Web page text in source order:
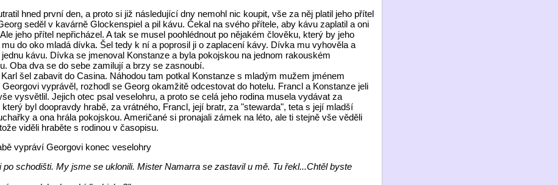
hned první den, a proto si již následující dny nemohl nic koupit, vše za něj platil jeho přítel
seděl v kavárně Glockenspiel a pil kávu. Čekal na svého přítele, aby kávu zaplatil a oni
jeho přítel nepřicházel. A tak se musel poohlédnout po nějakém člověku, který by jeho
do oko mladá dívka. Šel tedy k ní a poprosil ji o zaplacení kávy. Dívka mu vyhověla a
kávu. Dívka se jmenoval Konstanze a byla pokojskou na jednom rakouském
Oba dva se do sebe zamilují a brzy se zasnoubí.
šel zabavit do Casina. Náhodou tam potkal Konstanze s mladým mužem jménem
vyprávěl, rozhodl se Georg okamžitě odcestovat do hotelu. Francl a Konstanze jeli
vysvětlil. Jejich otec psal veselohru, a proto se celá jeho rodina musela vydávat za
byl doopravdy hrabě, za vrátného, Francl, její bratr, za "stewarda", teta s její mladší
a ona hrála pokojskou. Američané si pronajali zámek na léto, ale ti stejně vše věděli
viděli hraběte s rodinou v časopisu.
vypráví Georgovi konec veselohry
schodišti. My jsme se uklonili. Mister Namarra se zastavil u mě. Tu řekl...Chtěl byste